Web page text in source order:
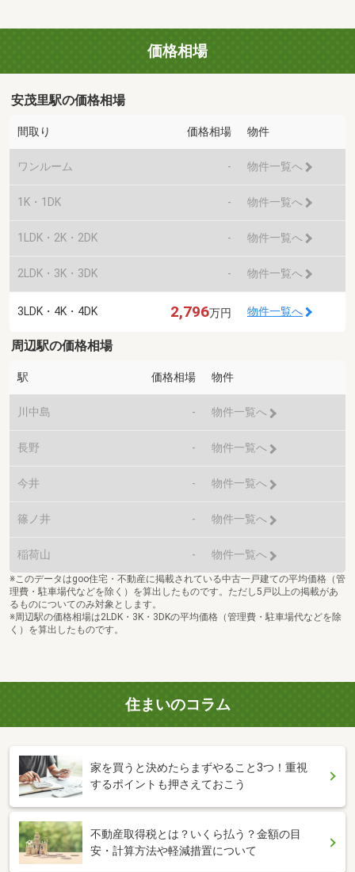
価格相場
安茂里駅の価格相場
間取り 価格相場 物件
ワンルーム - 物件一覧へ
1K・1DK - 物件一覧へ
1LDK・2K・2DK - 物件一覧へ
2LDK・3K・3DK - 物件一覧へ
3LDK・4K・4DK 2,796万円 物件一覧へ
周辺駅の価格相場
駅 価格相場 物件
川中島 - 物件一覧へ
長野 - 物件一覧へ
今井 - 物件一覧へ
篠ノ井 - 物件一覧へ
稲荷山 - 物件一覧へ
※このデータはgoo住宅・不動産に掲載されている中古一戸建ての平均価格（管
理費・駐車場代などを除く）を算出したものです。ただし5戸以上の掲載があ
るものについてのみ対象とします。
※周辺駅の価格相場は2LDK・3K・3DKの平均価格（管理費・駐車場代などを除
く）を算出したものです。
住まいのコラム
家を買うと決めたらまずやること3つ！重視
するポイントも押さえておこう
不動産取得税とは？いくら払う？金額の目
安・計算方法や軽減措置について